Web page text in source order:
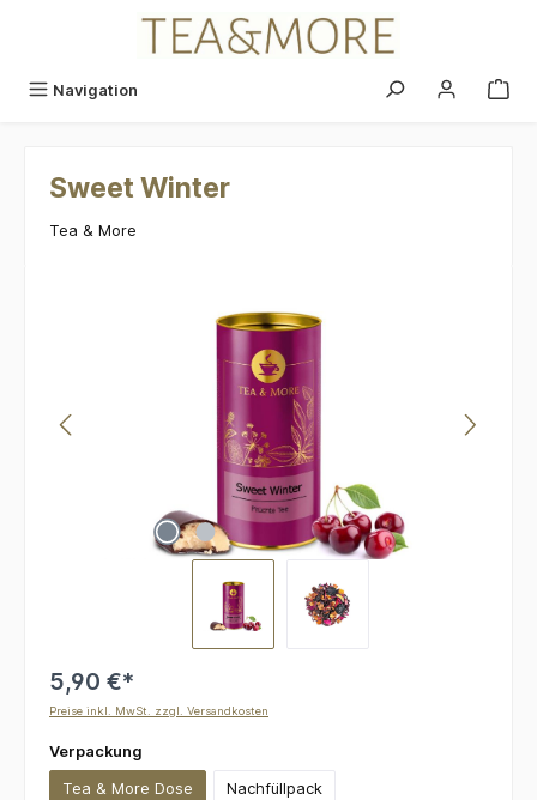
Navigation
Sweet Winter
Tea & More
5,90 €*
Preise inkl. MwSt. zzgl. Versandkosten
Verpackung
Tea & More Dose Nachfüllpack